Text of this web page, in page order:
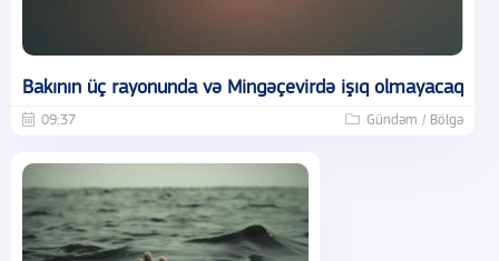
Bakının üç rayonunda və Mingəçevirdə işıq olmayacaq
09:37 Gündəm / Bölgə